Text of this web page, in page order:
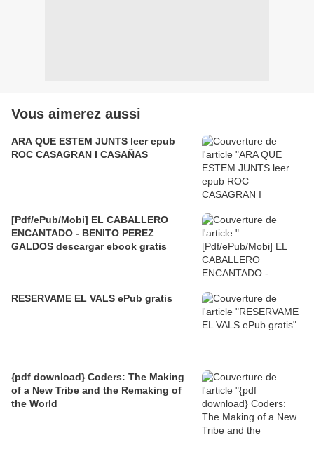
Vous aimerez aussi
ARA QUE ESTEM JUNTS leer epub
ROC CASAGRAN I CASAÑAS
[Pdf/ePub/Mobi] EL CABALLERO
ENCANTADO - BENITO PEREZ
GALDOS descargar ebook gratis
RESERVAME EL VALS ePub gratis
{pdf download} Coders: The Making
of a New Tribe and the Remaking of
the World